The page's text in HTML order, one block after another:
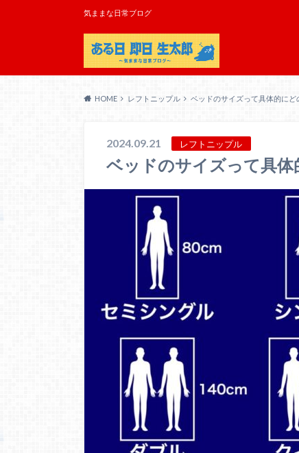
気ままな日常ブログ
HOME レフトニップル ベッドのサイズって具体的にど
2024.09.21 レフトニップル
ベッドのサイズって具